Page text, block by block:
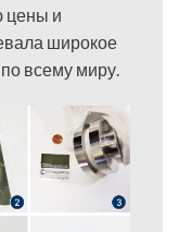
цены и
широкое
всему миру.